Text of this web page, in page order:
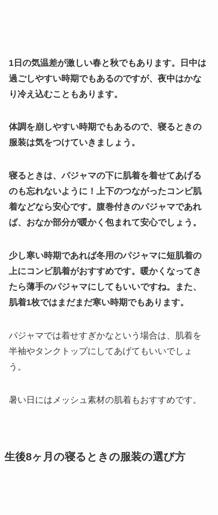
1日の気温差が激しい春と秋でもあります。日中は
過ごしやすい時期でもあるのですが、夜中はかな
り冷え込むこともあります。
体調を崩しやすい時期でもあるので、寝るときの
服装は気をつけていきましょう。
寝るときは、パジャマの下に肌着を着せてあげる
のも忘れないように！上下のつながったコンビ肌
着などなら安心です。腹巻付きのパジャマであれ
ば、おなか部分が暖かく包まれて安心でしょう。
少し寒い時期であれば冬用のパジャマに短肌着の
上にコンビ肌着がおすすめです。暖かくなってき
たら薄手のパジャマにしてもいいですね。また、
肌着1枚ではまだまだ寒い時期でもあります。
パジャマでは着せすぎかなという場合は、肌着を
半袖やタンクトップにしてあげてもいいでしょ
う。
暑い日にはメッシュ素材の肌着もおすすめです。
生後8ヶ月の寝るときの服装の選び方